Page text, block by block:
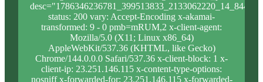
status: 200 vary: Accept-Encoding x-akamai-
transformed: 9 - 0 pmb=mRUM,2 x-client-agent:
Mozilla/5.0 (X11; Linux x86_64)
AppleWebKit/537.36 (KHTML, like Gecko)
Chrome/144.0.0.0 Safari/537.36 x-client-block: 1 x-
client-ip: 23.251.146.115 x-content-type-options:
nosniff x-forwarded-for: 23.251.146.115 x-forwarded-